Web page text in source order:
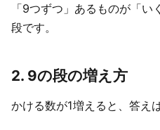
解答と解説
応用問題
学習のアドバイス
「9つずつ」あるものが「
段です。
2. 9の段の増え方
かける数が1増えると、答え